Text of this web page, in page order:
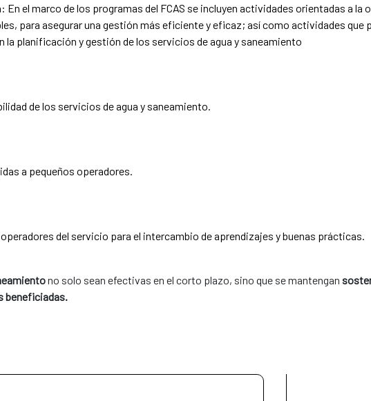
el marco de los programas del FCAS se incluyen actividades orientadas a la
para asegurar una gestión más eficiente y eficaz; así como actividades que
planificación y gestión de los servicios de agua y saneamiento
de los servicios de agua y saneamiento.
a pequeños operadores.
del servicio para el intercambio de aprendizajes y buenas prácticas.
no solo sean efectivas en el corto plazo, sino que se mantengan
beneficiadas.